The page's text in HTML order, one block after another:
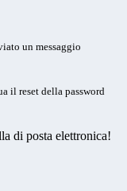
un messaggio
il reset della password
di posta elettronica!